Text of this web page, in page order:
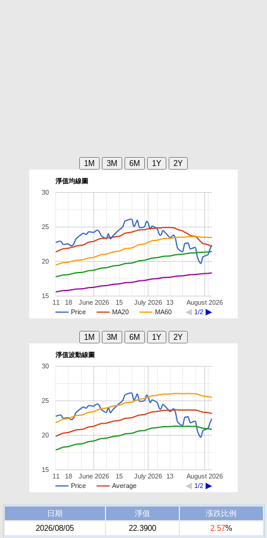
淨值均線圖
Price MA20 MA60 1/2
June 2026 July 2026 August 2026
11 18 15 13
15
20
25
30
淨值波動線圖
Price Average 1/2
June 2026 July 2026 August 2026
11 18 15 13
15
20
25
30
日期 淨值
漲跌比例
2026/08/05
22.3900 2.57%